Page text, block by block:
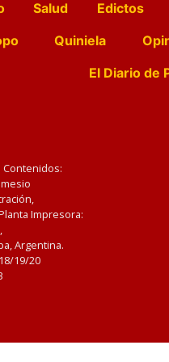
Salud Edictos
Quiniela
El Diario de
Impresora:
Argentina.
19/20